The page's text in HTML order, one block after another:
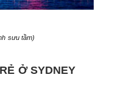
sưu tầm)
Ở SYDNEY